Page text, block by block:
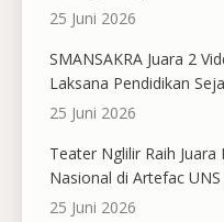
25 Juni 2026
SMANSAKRA Juara 2
Laksana Pendidikan
25 Juni 2026
Teater Nglilir Raih
Nasional di Artefac UNS
25 Juni 2026